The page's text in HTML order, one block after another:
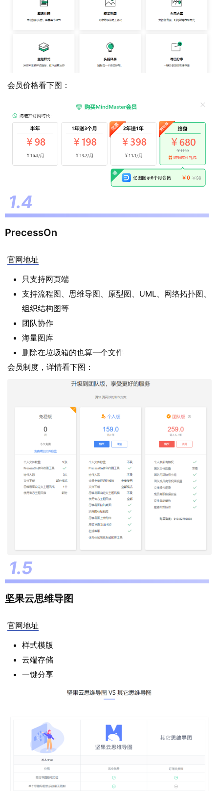
会员价格看下图：
PrecessOn
官网地址
只支持网页端
支持流程图、思维导图、原型图、UML、网络拓扑图、
组织结构图等
团队协作
海量图库
删除在垃圾箱的也算一个文件
会员制度，详情看下图：
坚果云思维导图
官网地址
样式模版
云端存储
一键分享